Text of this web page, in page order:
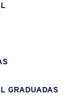
GRADUADAS